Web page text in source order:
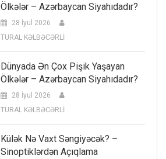
Ölkələr – Azərbaycan Siyahıdadır?
28 İyul 2026
TURAL KƏLBƏCƏRLİ
Dünyada Ən Çox Pişik Yaşayan
Ölkələr – Azərbaycan Siyahıdadır?
28 İyul 2026
TURAL KƏLBƏCƏRLİ
Külək Nə Vaxt Səngiyəcək? –
Sinoptiklərdən Açıqlama